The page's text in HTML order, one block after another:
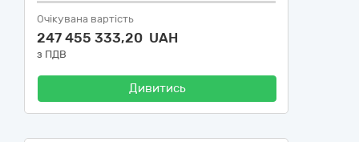
Очікувана вартість
247 455 333,20 UAH
з ПДВ
Дивитись